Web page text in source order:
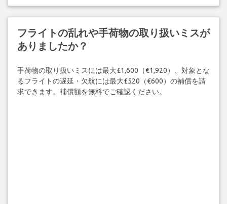
フライトの乱れや手荷物の取り扱いミスが
ありましたか？
手荷物の取り扱いミスには最大£1,600（€1,920）、対象とな
るフライトの遅延・欠航には最大£520（€600）の補償を請
求できます。補償額を無料でご確認ください。